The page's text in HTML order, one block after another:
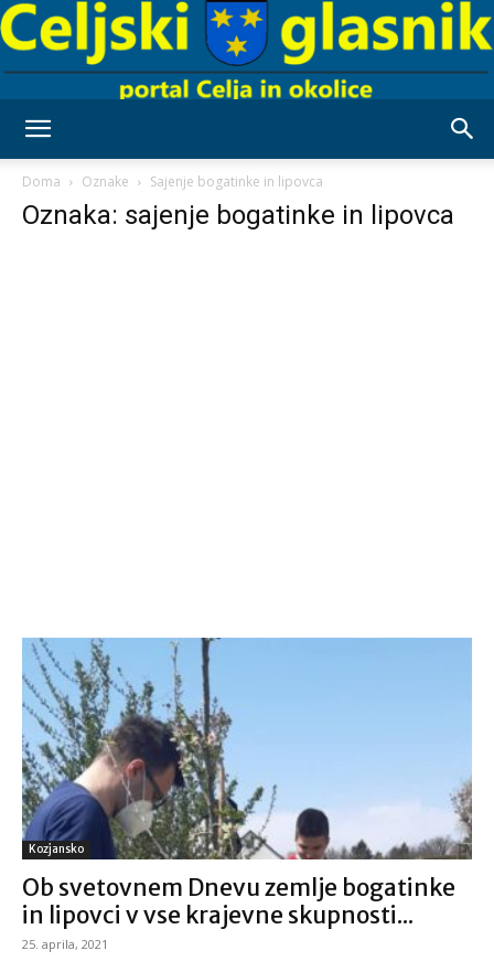
Doma Oznake Sajenje bogatinke in lipovca
Oznaka: sajenje bogatinke in lipovca
Kozjansko
Ob svetovnem Dnevu zemlje bogatinke
in lipovci v vse krajevne skupnosti...
25. aprila, 2021